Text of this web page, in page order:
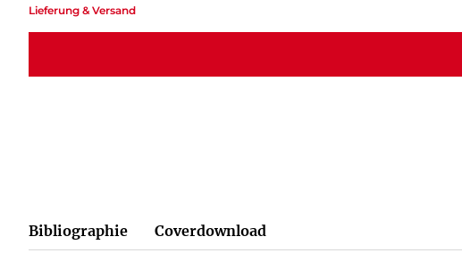
Lieferung & Versand
Bibliographie Coverdownload